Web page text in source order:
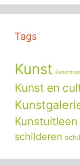
Tags
Kunst
Kunst en
Kunstuitleen
schilderen